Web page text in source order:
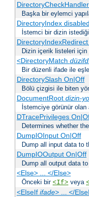
Başka bir eylemci
DirectoryIndex
İstemci bir dizin
Dizin içerik listeleri için
<DirectoryMatch düzifd
Bir düzenli ifade ile
DirectorySlash On|Off
Bölü çizgisi ile biten
DocumentRoot dizin-
İstemciye görünür olan
DTracePrivileges
Determines whether
DumpIOInput On|Off
Dump all input data to
DumpIOOutput On|Off
Dump all output data
<Else> ... </Else>
Önceki bir <If> veya
<ElseIf ifade> ... </